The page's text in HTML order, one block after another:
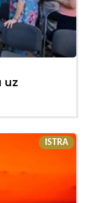
uz
ISTRA